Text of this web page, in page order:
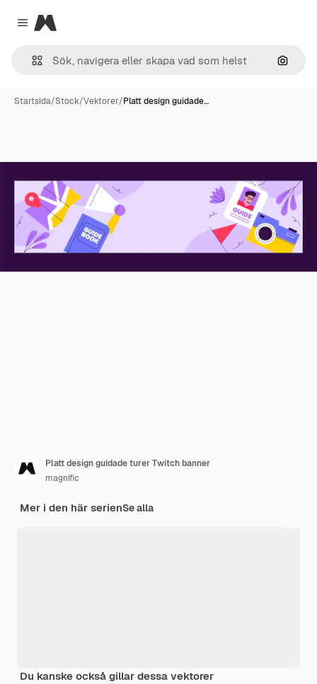
Close menu
Magnific
Sök
Startsida/Stock/Vektorer/Platt design guidade…
Platt design guidade turer Twitch banner
magnific
Mer i den här serienSe alla
Du kanske också gillar dessa vektorer